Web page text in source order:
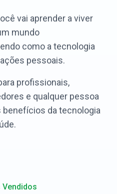
vai aprender a viver
mundo
como a tecnologia
pessoais.
profissionais,
e qualquer pessoa
benefícios da tecnologia
Vendidos